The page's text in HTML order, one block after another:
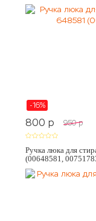
-16%
800 p 950 p
Ручка люка для
(00648581,